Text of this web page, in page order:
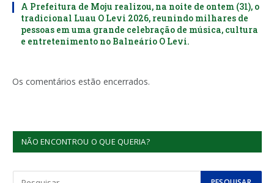
A Prefeitura de Moju realizou, na noite de ontem (31), o
tradicional Luau O Levi 2026, reunindo milhares de
pessoas em uma grande celebração de música, cultura
e entretenimento no Balneário O Levi.
Os comentários estão encerrados.
NÃO ENCONTROU O QUE QUERIA?